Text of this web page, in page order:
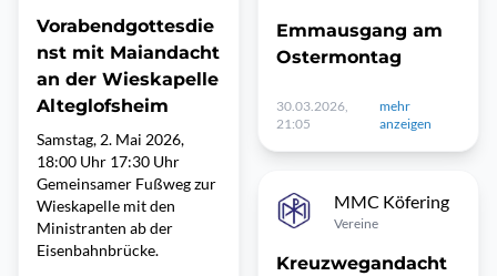
Vorabendgottesdie
nst mit Maiandacht
an der Wieskapelle
Alteglofsheim
Samstag, 2. Mai 2026,
18:00 Uhr 17:30 Uhr
Gemeinsamer Fußweg zur
Wieskapelle mit den
Ministranten ab der
Eisenbahnbrücke.
Emmausgang am
Ostermontag
30.03.2026,
21:05
mehr
anzeigen
MMC Köfering
Vereine
Kreuzwegandacht